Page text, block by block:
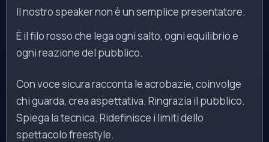
Il nostro speaker non è un semplice presentatore.
È il filo rosso che lega ogni salto, ogni equilibrio e
ogni reazione del pubblico.
Con voce sicura racconta le acrobazie, coinvolge
chi guarda, crea aspettativa. Ringrazia il pubblico.
Spiega la tecnica. Ridefinisce i limiti dello
spettacolo freestyle.